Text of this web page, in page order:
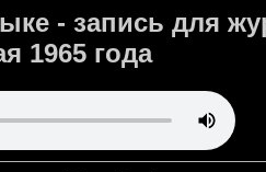
- запись для
1965 года